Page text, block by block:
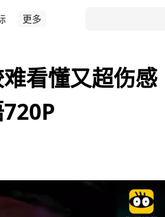
更多
看懂又超伤感